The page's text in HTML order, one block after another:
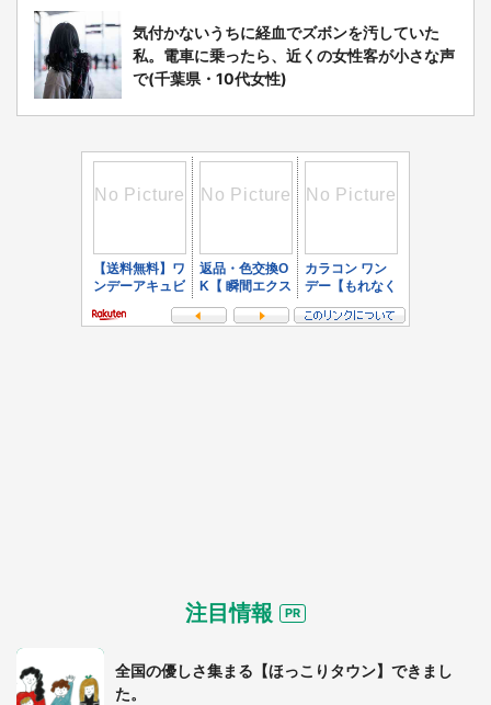
気付かないうちに経血でズボンを汚していた
私。電車に乗ったら、近くの女性客が小さな声
で(千葉県・10代女性)
注目情報
全国の優しさ集まる【ほっこりタウン】できまし
た。